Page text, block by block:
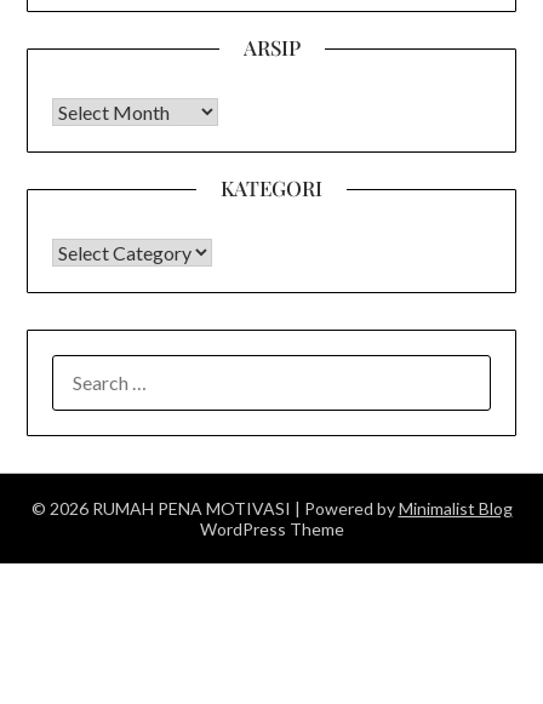
ARSIP
Arsip
KATEGORI
KATEGORI
FOR:
© 2026 RUMAH PENA MOTIVASI | Powered byMinimalist Blog
WordPress Theme